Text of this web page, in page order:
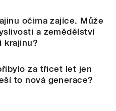
očima zajíce. Může
a zemědělství
krajinu?
za třicet let jen
to nová generace?